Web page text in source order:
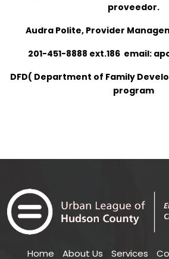
proveedor.
Audra Polite, Provider
201-451-8888 ext.186 email:
DFD( Department of Family
program
Home About Us Services